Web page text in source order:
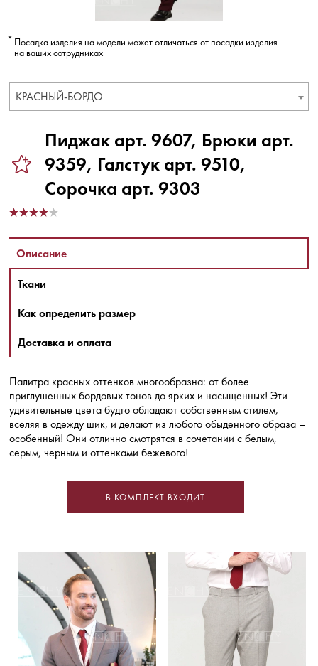
Посадка изделия на модели может отличаться от посадки изделия
на ваших сотрудниках
КРАСНЫЙ-БОРДО
Пиджак арт. 9607, Брюки арт.
9359, Галстук арт. 9510,
Сорочка арт. 9303
Описание
Ткани
Как определить размер
Доставка и оплата
Палитра красных оттенков многообразна: от более
приглушенных бордовых тонов до ярких и насыщенных! Эти
удивительные цвета будто обладают собственным стилем,
вселяя в одежду шик, и делают из любого обыденного образа –
особенный! Они отлично смотрятся в сочетании с белым,
серым, черным и оттенками бежевого!
В КОМПЛЕКТ ВХОДИТ